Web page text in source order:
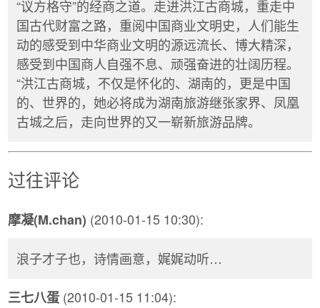
“议方格守”的经商之道。走进洪江古商城，重走中
国古代财富之路，重阅中国商业文明史，人们能生
动的感受到中华商业文明的源远流长、博大精深，
感受到中国商人自强不息、顽强奋进的壮阔历程。
“洪江古商城，不仅是怀化的、湖南的，更是中国
的、世界的，她必将成为湖南旅游继张家界、凤凰
古城之后，走向世界的又一崭新旅游品牌。
过往评论
摩凝(M.chan) (2010-01-15 10:30):
浪子才子也，诗情画意，娓娓动听…
三七八蛋 (2010-01-15 11:04):